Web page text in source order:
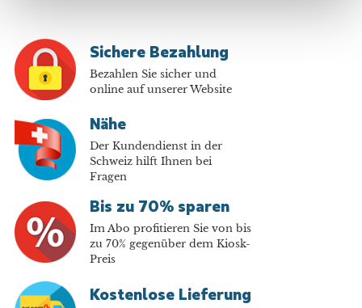
Sichere Bezahlung
Bezahlen Sie sicher und
online auf unserer Website
Nähe
Der Kundendienst in der
Schweiz hilft Ihnen bei
Fragen
Bis zu 70% sparen
Im Abo profitieren Sie von bis
zu 70% gegenüber dem Kiosk-
Preis
Kostenlose Lieferung